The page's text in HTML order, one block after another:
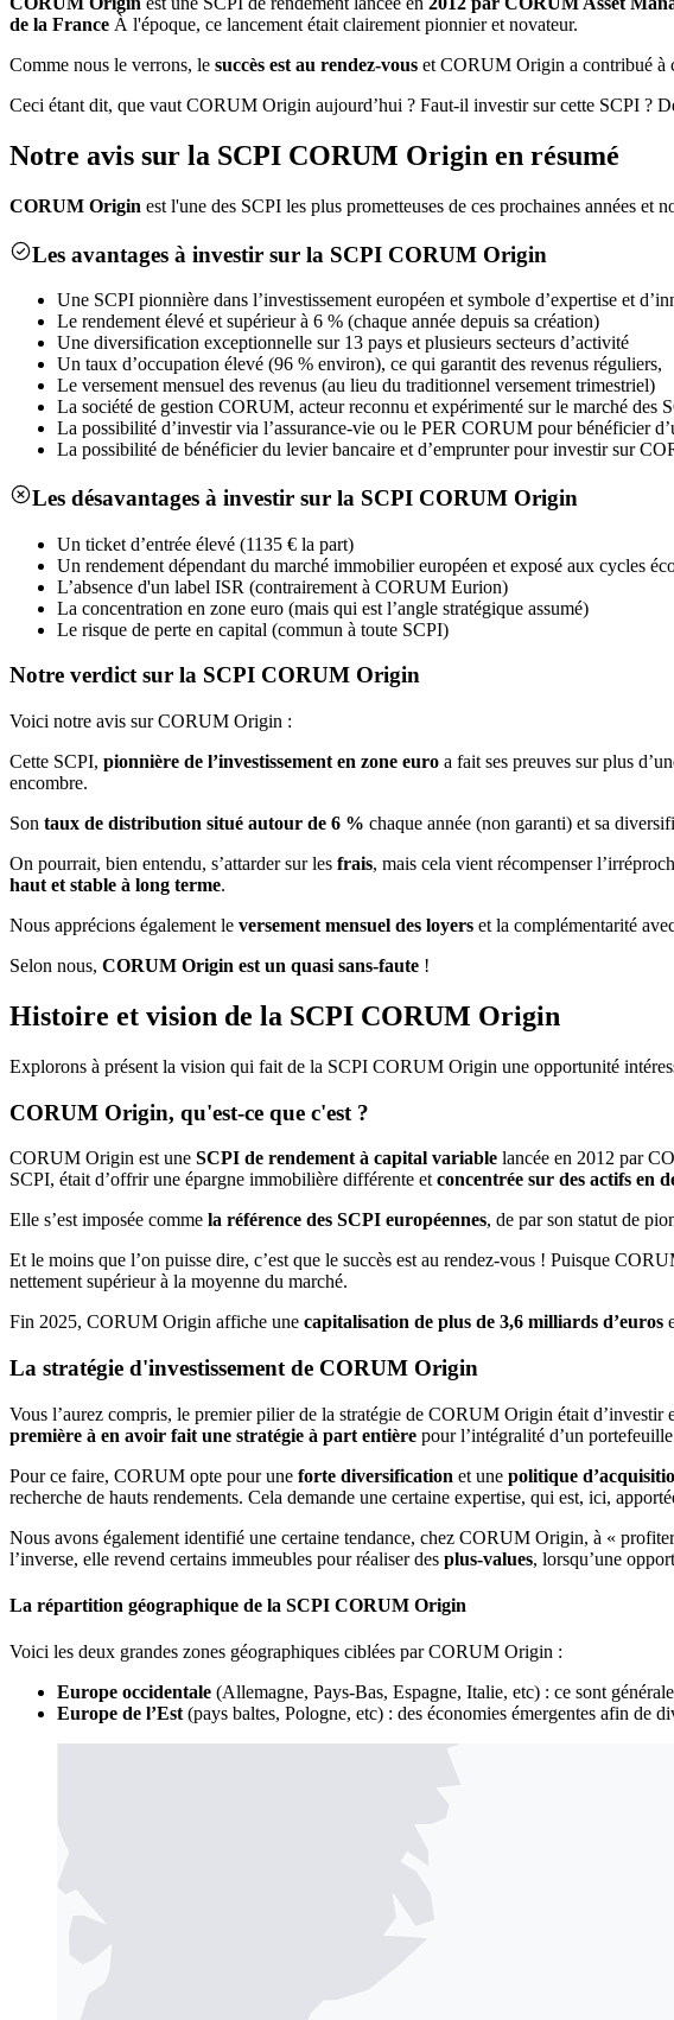
de la France À l'époque, ce lancement était clairement pionnier et novateur.
Comme nous le verrons, le succès est au rendez-vous et CORUM Origin a contribué à
Ceci étant dit, que vaut CORUM Origin aujourd’hui ? Faut-il investir sur cette SCPI ?
Notre avis sur la SCPI CORUM Origin en résumé
CORUM Origin est l'une des SCPI les plus prometteuses de ces prochaines années
Les avantages à investir sur la SCPI CORUM Origin
Une SCPI pionnière dans l’investissement européen et symbole d’expertise et
Le rendement élevé et supérieur à 6 % (chaque année depuis sa création)
Une diversification exceptionnelle sur 13 pays et plusieurs secteurs d’activité
Un taux d’occupation élevé (96 % environ), ce qui garantit des revenus réguliers,
Le versement mensuel des revenus (au lieu du traditionnel versement trimestriel)
La société de gestion CORUM, acteur reconnu et expérimenté sur le marché des
La possibilité d’investir via l’assurance-vie ou le PER CORUM pour bénéficier
La possibilité de bénéficier du levier bancaire et d’emprunter pour investir sur
Les désavantages à investir sur la SCPI CORUM Origin
Un ticket d’entrée élevé (1135 € la part)
Un rendement dépendant du marché immobilier européen et exposé aux cycles
L’absence d'un label ISR (contrairement à CORUM Eurion)
La concentration en zone euro (mais qui est l’angle stratégique assumé)
Le risque de perte en capital (commun à toute SCPI)
Notre verdict sur la SCPI CORUM Origin
Voici notre avis sur CORUM Origin :
Cette SCPI, pionnière de l’investissement en zone euro a fait ses preuves sur plus
encombre.
Son taux de distribution situé autour de 6 % chaque année (non garanti) et sa
On pourrait, bien entendu, s’attarder sur les frais, mais cela vient récompenser
haut et stable à long terme.
Nous apprécions également le versement mensuel des loyers et la complémentarité
Selon nous, CORUM Origin est un quasi sans-faute !
Histoire et vision de la SCPI CORUM Origin
Explorons à présent la vision qui fait de la SCPI CORUM Origin une opportunité
CORUM Origin, qu'est-ce que c'est ?
CORUM Origin est une SCPI de rendement à capital variable lancée en 2012 par
SCPI, était d’offrir une épargne immobilière différente et concentrée sur des actifs en
Elle s’est imposée comme la référence des SCPI européennes, de par son statut de
Et le moins que l’on puisse dire, c’est que le succès est au rendez-vous ! Puisque
nettement supérieur à la moyenne du marché.
Fin 2025, CORUM Origin affiche une capitalisation de plus de 3,6 milliards d’euros
La stratégie d'investissement de CORUM Origin
Vous l’aurez compris, le premier pilier de la stratégie de CORUM Origin était
première à en avoir fait une stratégie à part entière pour l’intégralité d’un
Pour ce faire, CORUM opte pour une forte diversification et une politique
recherche de hauts rendements. Cela demande une certaine expertise, qui est, ici,
Nous avons également identifié une certaine tendance, chez CORUM Origin, à «
l’inverse, elle revend certains immeubles pour réaliser des plus-values, lorsqu’une
La répartition géographique de la SCPI CORUM Origin
Voici les deux grandes zones géographiques ciblées par CORUM Origin :
Europe occidentale (Allemagne, Pays-Bas, Espagne, Italie, etc) : ce sont
Europe de l’Est (pays baltes, Pologne, etc) : des économies émergentes afin de